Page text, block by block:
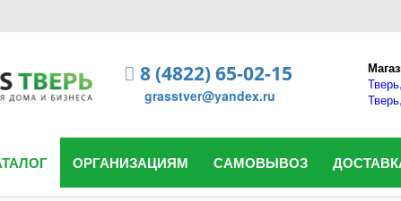
8 (4822) 65-02-15
grasstver@yandex.ru
Тверь,
Тверь,
ОРГАНИЗАЦИЯМ САМОВЫВОЗ